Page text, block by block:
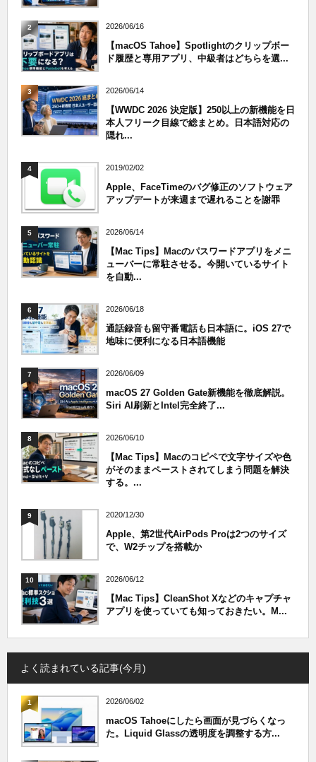
2 2026/06/16
【macOS Tahoe】Spotlightのクリップボー
ド履歴と専用アプリ、中級者はどちらを選...
3 2026/06/14
【WWDC 2026 決定版】250以上の新機能を日
本人フリーク目線で総まとめ。日本語対応の
隠れ...
4 2019/02/02
Apple、FaceTimeのバグ修正のソフトウェア
アップデートが来週まで遅れることを謝罪
5 2026/06/14
【Mac Tips】Macのパスワードアプリをメニ
ューバーに常駐させる。今開いているサイト
を自動...
6 2026/06/18
通話録音も留守番電話も日本語に。iOS 27で
地味に便利になる日本語機能
7 2026/06/09
macOS 27 Golden Gate新機能を徹底解説。
Siri AI刷新とIntel完全終了...
8 2026/06/10
【Mac Tips】Macのコピペで文字サイズや色
がそのままペーストされてしまう問題を解決
する。...
9 2020/12/30
Apple、第2世代AirPods Proは2つのサイズ
で、W2チップを搭載か
10 2026/06/12
【Mac Tips】CleanShot Xなどのキャプチャ
アプリを使っていても知っておきたい。M...
よく読まれている記事(今月)
1 2026/06/02
macOS Tahoeにしたら画面が見づらくなっ
た。Liquid Glassの透明度を調整する方...